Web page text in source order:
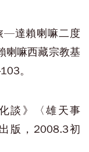
—達賴喇嘛二度
喇嘛西藏宗教基
。
談》〈雄天事
版，2008.3初